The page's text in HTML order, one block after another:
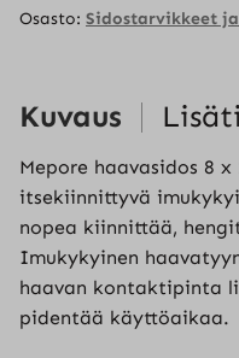
10
kpl
määrä
Osasto: Sidostarvikkeet
Kuvaus
Mepore haavasidos 8
itsekiinnittyvä
nopea kiinnittää,
Imukykyinen
haavan kontaktipinta
pidentää käyttöaikaa.